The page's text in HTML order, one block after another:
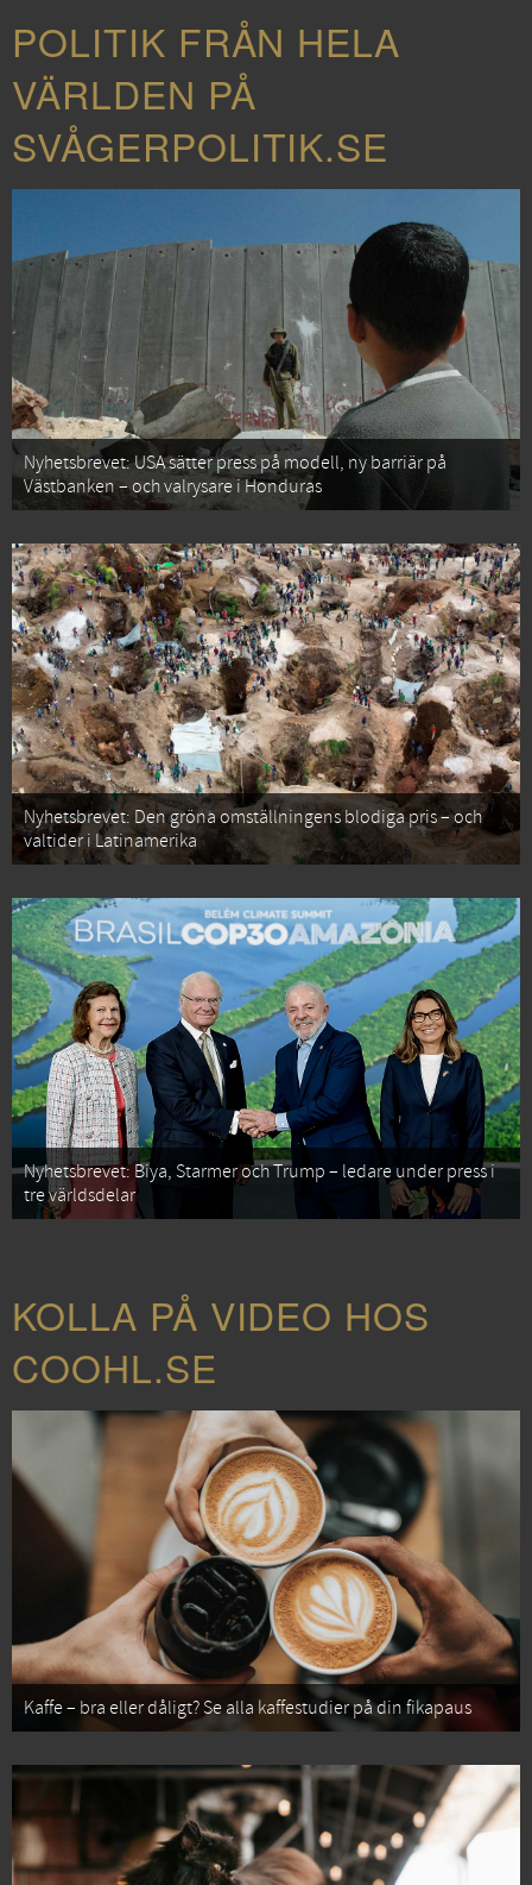
POLITIK FRÅN HELA
VÄRLDEN PÅ
SVÅGERPOLITIK.SE
Nyhetsbrevet: USA sätter press på modell, ny barriär på
Västbanken – och valrysare i Honduras
Nyhetsbrevet: Den gröna omställningens blodiga pris – och
valtider i Latinamerika
Nyhetsbrevet: Biya, Starmer och Trump – ledare under press i
tre världsdelar
KOLLA PÅ VIDEO HOS
COOHL.SE
Kaffe – bra eller dåligt? Se alla kaffestudier på din fikapaus